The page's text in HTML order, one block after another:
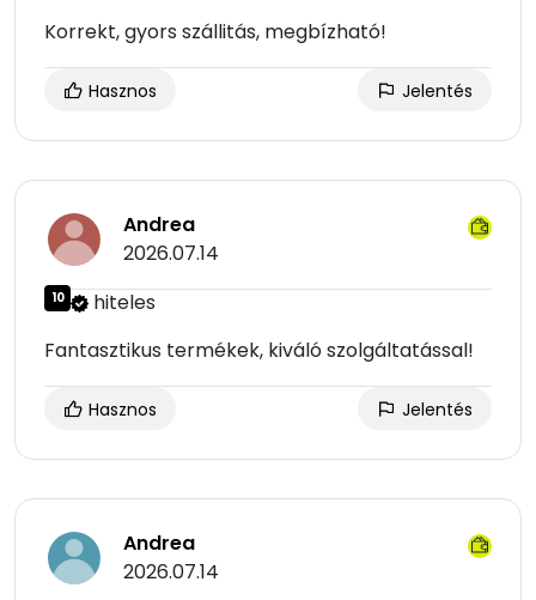
Korrekt, gyors szállitás, megbízható!
Hasznos Jelentés
Andrea
2026.07.14
10
hiteles
Fantasztikus termékek, kiváló szolgáltatással!
Hasznos Jelentés
Andrea
2026.07.14